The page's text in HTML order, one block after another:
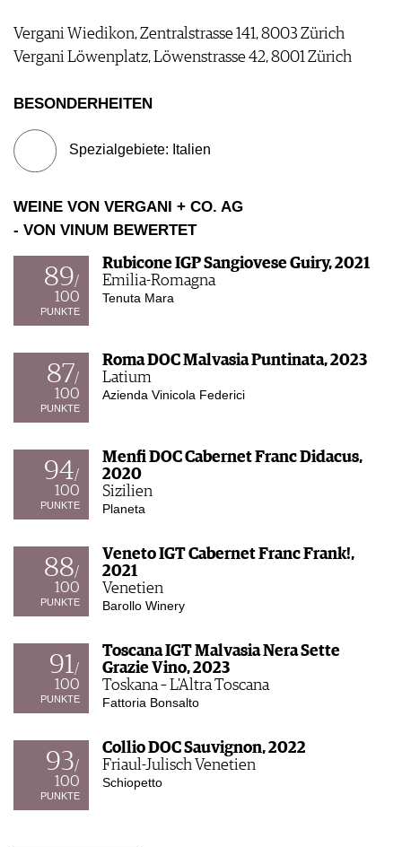
IMPRESSUM
AGB & DATENSCHUTZ
Vergani Wiedikon, Zentralstrasse 141, 8003 Zürich
Vergani Löwenplatz, Löwenstrasse 42, 8001 Zürich
BESONDERHEITEN
Spezialgebiete: Italien
WEINE VON VERGANI + CO. AG
- VON VINUM BEWERTET
89/
100
PUNKTE
Rubicone IGP Sangiovese Guiry, 2021
Emilia-Romagna
Tenuta Mara
87/
100
PUNKTE
Roma DOC Malvasia Puntinata, 2023
Latium
Azienda Vinicola Federici
94/
100
PUNKTE
Menfi DOC Cabernet Franc Didacus,
2020
Sizilien
Planeta
88/
100
PUNKTE
Veneto IGT Cabernet Franc Frank!,
2021
Venetien
Barollo Winery
91/
100
PUNKTE
Toscana IGT Malvasia Nera Sette
Grazie Vino, 2023
Toskana – L'Altra Toscana
Fattoria Bonsalto
93/
100
PUNKTE
Collio DOC Sauvignon, 2022
Friaul-Julisch Venetien
Schiopetto